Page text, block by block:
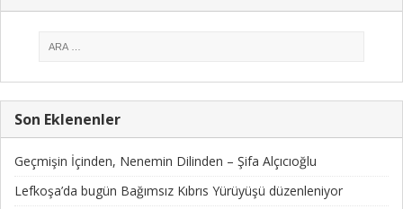
Son Eklenenler
Geçmişin İçinden, Nenemin Dilinden – Şifa Alçıcıoğlu
Lefkoşa’da bugün Bağımsız Kıbrıs Yürüyüşü düzenleniyor